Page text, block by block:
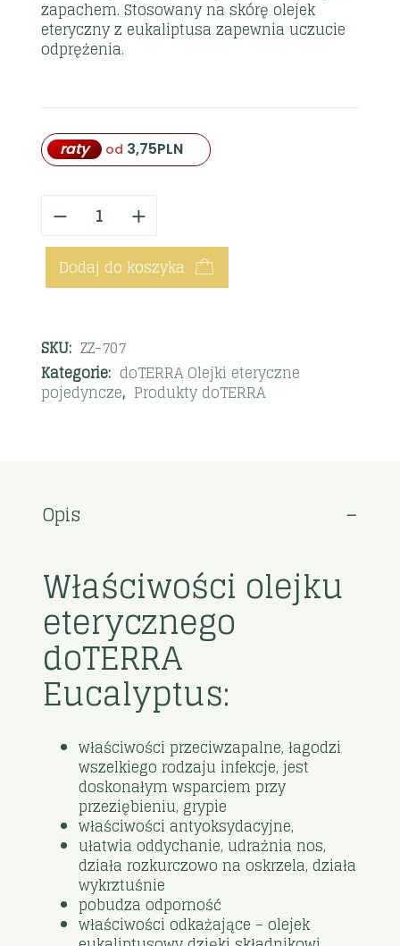
zapachem. Stosowany na skórę olejek
eteryczny z eukaliptusa zapewnia uczucie
odprężenia.
raty od 3,75PLN
Dodaj do koszyka
SKU: ZZ-707
Kategorie: doTERRA Olejki eteryczne
pojedyncze, Produkty doTERRA
Opis
Właściwości olejku
eterycznego
doTERRA
Eucalyptus:
właściwości przeciwzapalne, łagodzi
wszelkiego rodzaju infekcje, jest
doskonałym wsparciem przy
przeziębieniu, grypie
właściwości antyoksydacyjne,
ułatwia oddychanie, udrażnia nos,
działa rozkurczowo na oskrzela, działa
wykrztuśnie
pobudza odporność
właściwości odkażające – olejek